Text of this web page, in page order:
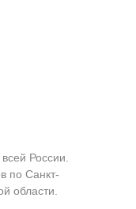
России.
по Санкт-
области.